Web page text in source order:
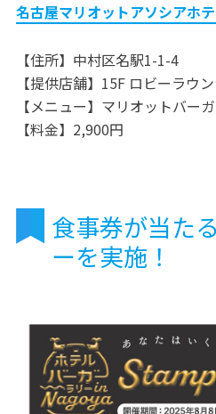
名古屋マリオットアソシアホ
【住所】中村区名駅1-1-4
【提供店舗】15F ロビーラウ
【メニュー】マリオットバー
【料金】2,900円
食事券が当た
ーを実施！